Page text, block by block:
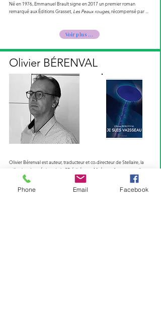
Né en 1976, Emmanuel Brault signe en 2017 un premier roman
remarqué aux Éditions Grasset, Les Peaux rouges, récompensé par ...
Voir plus ...
Olivier BÉRENVAL
Olivier Bérenval est auteur, traducteur et co-directeur de Stellaire, la
collection des pépites de la SF, éditée par Mnémos. Auparavant, il a ...
Voir plus ...
Phone Email Facebook